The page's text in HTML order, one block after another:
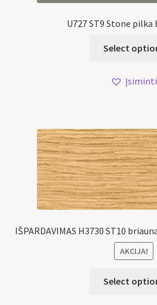
U727 ST9 Stone pilka
Select
Įsiminti
IŠPARDAVIMAS H3730 ST10
AKCIJA!
Select